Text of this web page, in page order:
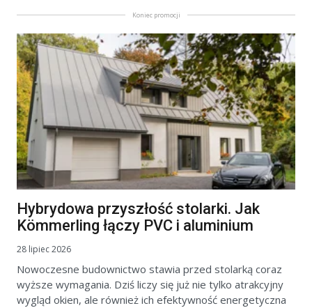
Koniec promocji
Hybrydowa przyszłość stolarki. Jak
Kömmerling łączy PVC i aluminium
28 lipiec 2026
Nowoczesne budownictwo stawia przed stolarką coraz
wyższe wymagania. Dziś liczy się już nie tylko atrakcyjny
wygląd okien, ale również ich efektywność energetyczna